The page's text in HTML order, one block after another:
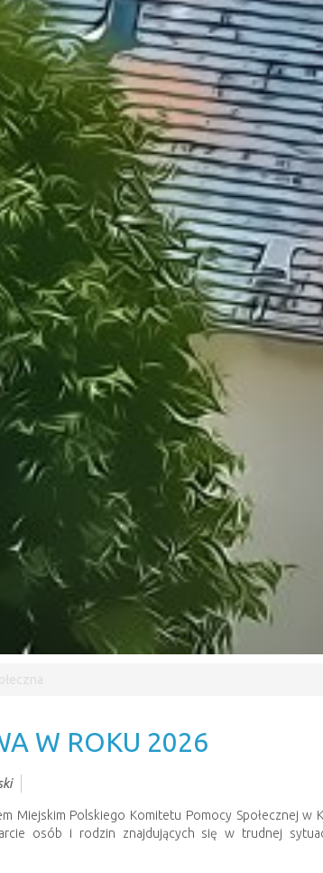
W ROKU 2026
Miejskim Polskiego Komitetu Pomocy Społecznej
osób i rodzin znajdujących się w trudnej